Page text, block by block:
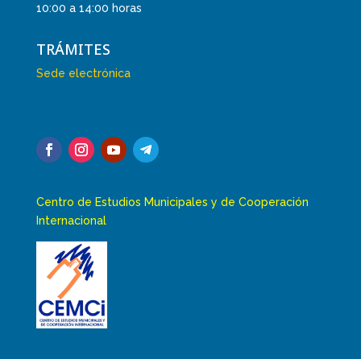
10:00 a 14:00 horas
TRÁMITES
Sede electrónica
Centro de Estudios Municipales y de Cooperación
Internacional